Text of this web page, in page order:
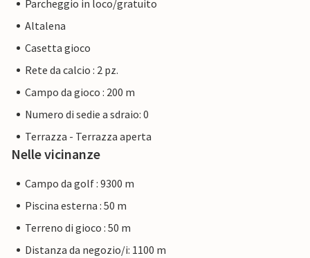
Parcheggio in loco/gratuito
Altalena
Casetta gioco
Rete da calcio : 2 pz.
Campo da gioco : 200 m
Numero di sedie a sdraio: 0
Terrazza - Terrazza aperta
Nelle vicinanze
Campo da golf : 9300 m
Piscina esterna : 50 m
Terreno di gioco : 50 m
Distanza da negozio/i: 1100 m